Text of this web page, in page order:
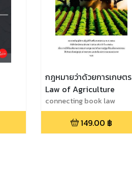
กฎหมายว่าด้วยการเกษตร
Law of Agriculture
connecting book law
149.00 ฿